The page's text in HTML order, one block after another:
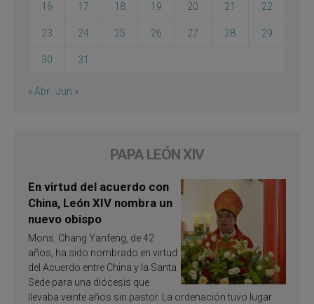
16 17 18 19 20 21 22
23 24 25 26 27 28 29
30 31
« Abr Jun »
PAPA LEÓN XIV
En virtud del acuerdo con
China, León XIV nombra un
nuevo obispo
Mons. Chang Yanfeng, de 42
años, ha sido nombrado en virtud
del Acuerdo entre China y la Santa
Sede para una diócesis que
llevaba veinte años sin pastor. La ordenación tuvo lugar